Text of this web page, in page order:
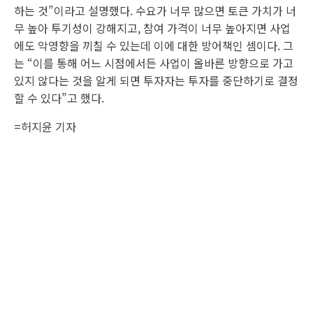
하는 것”이라고 설명했다. 수요가 너무 많으면 토큰 가치가 너
무 높아 투기성이 강해지고, 참여 가격이 너무 높아지면 사업
에도 악영향을 끼칠 수 있는데 이에 대한 방어책인 셈이다. 그
는 “이를 통해 어느 시점에서든 사업이 올바른 방향으로 가고
있지 않다는 것을 알게 되면 투자자는 투자를 중단하기로 결정
할 수 있다”고 했다.
=허지윤 기자